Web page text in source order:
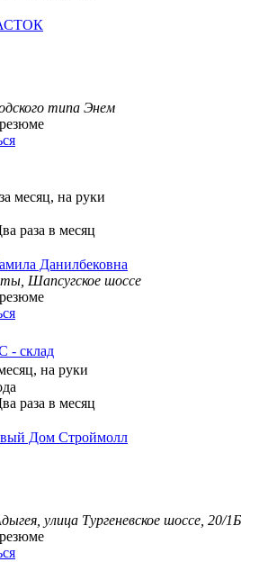
типа Энем
за месяц, на руки
раза в месяц
Данилбековна
Шапсугское шоссе
- склад
на руки
раза в месяц
Дом Строймолл
улица Тургеневское шоссе, 20/1Б